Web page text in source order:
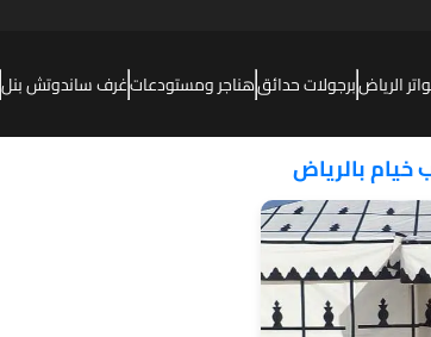
الرياضبرجولات حدائقهناجر ومستودعاتغرف ساندوتش بنل
خيام بالرياض